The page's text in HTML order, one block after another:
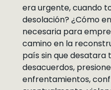
era urgente, cuando
desolación? ¿Cómo
necesaria para
camino en la
país sin que desatara
desacuerdos,
enfrentamientos,